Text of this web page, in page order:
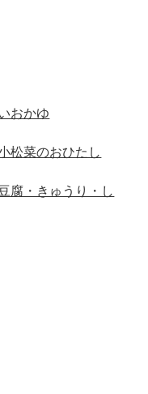
おかゆ
松菜のおひたし
腐・きゅうり・し